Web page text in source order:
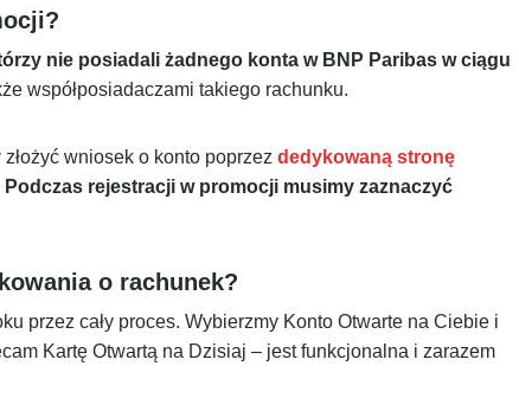
nie posiadali żadnego konta w BNP Paribas w ciągu
współposiadaczami takiego rachunku.
wniosek o konto poprzez dedykowaną stronę
Podczas rejestracji w promocji musimy zaznaczyć
o rachunek?
przez cały proces. Wybierzmy Konto Otwarte na Ciebie i
Kartę Otwartą na Dzisiaj – jest funkcjonalna i zarazem